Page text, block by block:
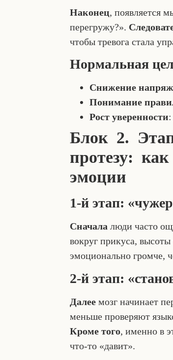
Наконец, появляется
перегружу?».
чтобы тревога стала
Нормальная
Снижение
Понимание
Рост уверенности
Блок 2.
протезу:
эмоции
1-й этап:
Сначала люди часто
вокруг прикуса,
эмоционально громче,
2-й этап:
Далее мозг начинает
меньше проверяют
Кроме того, именно в
что-то «давит».